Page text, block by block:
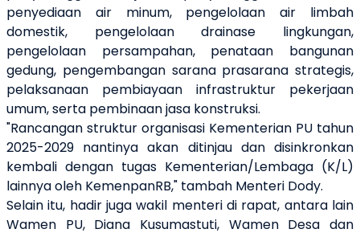
penyediaan air minum, pengelolaan air limbah
domestik, pengelolaan drainase lingkungan,
pengelolaan persampahan, penataan bangunan
gedung, pengembangan sarana prasarana strategis,
pelaksanaan pembiayaan infrastruktur pekerjaan
umum, serta pembinaan jasa konstruksi.
"Rancangan struktur organisasi Kementerian PU tahun
2025-2029 nantinya akan ditinjau dan disinkronkan
kembali dengan tugas Kementerian/Lembaga (K/L)
lainnya oleh KemenpanRB," tambah Menteri Dody.
Selain itu, hadir juga wakil menteri di rapat, antara lain
Wamen PU, Diana Kusumastuti, Wamen Desa dan